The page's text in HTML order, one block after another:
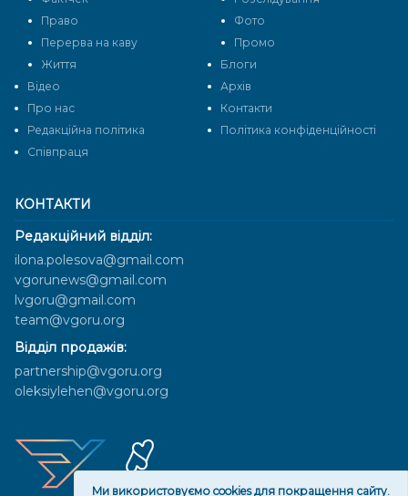
КОНТАКТИ
Редакційний відділ:
ilona.polesova@gmail.com
vgorunews@gmail.com
lvgoru@gmail.com
team@vgoru.org
Відділ продажів:
partnership@vgoru.org
oleksiylehen@vgoru.org
Право
Фото
Перерва на каву
Промо
Життя
Блоги
Відео
Архів
Про нас
Контакти
Редакційна політика
Політика конфіденційності
Cпівпраця
Ми використовуємо cookies для покращення сайту.